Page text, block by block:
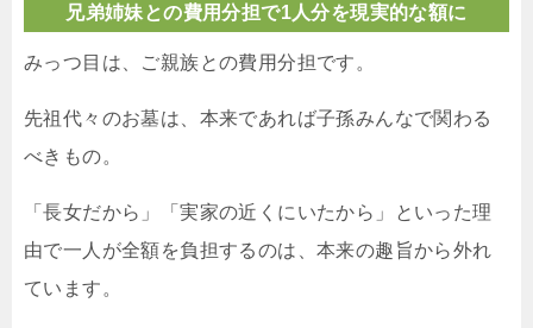
兄弟姉妹との費用分担で1人分を現実的な額に
みっつ目は、ご親族との費用分担です。
先祖代々のお墓は、本来であれば子孫みんなで関わる
べきもの。
「長女だから」「実家の近くにいたから」といった理
由で一人が全額を負担するのは、本来の趣旨から外れ
ています。